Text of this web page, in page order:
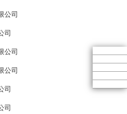
限公司
公司
限公司
限公司
公司
公司